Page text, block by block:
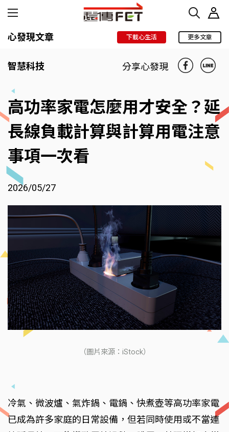
心發現文章 下載心生活 更多文章
智慧科技 分享心發現
高功率家電怎麼用才安全？延
長線負載計算與計算用電注意
事項一次看
2026/05/27
（圖片來源：iStock）
冷氣、微波爐、氣炸鍋、電鍋、快煮壺等高功率家電
已成為許多家庭的日常設備，但若同時使用或不當連